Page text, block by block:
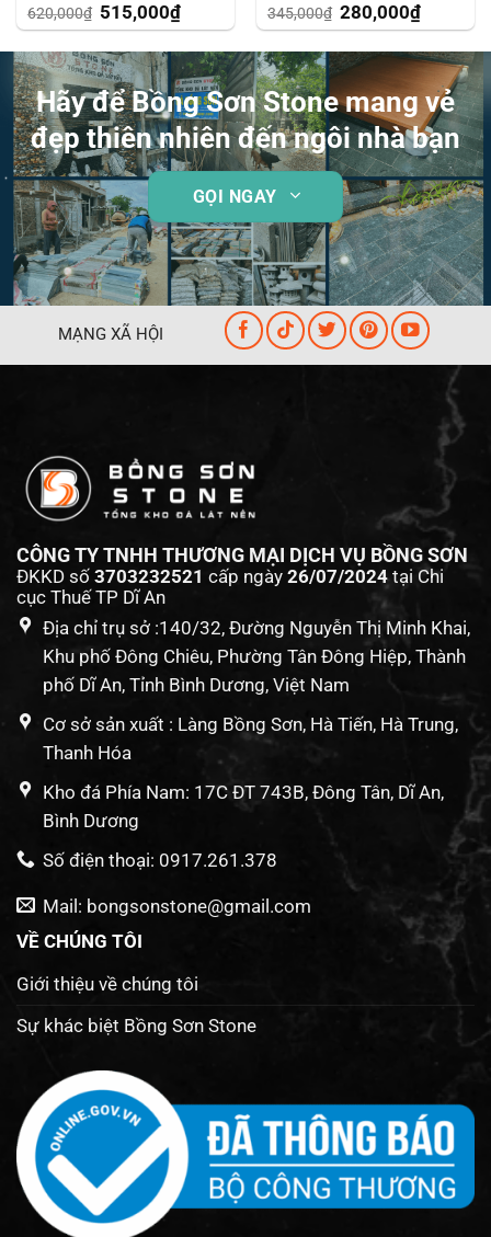
620,000₫ Giá
620,000₫.
515,000₫Giá
là:
515,000₫.
345,000₫ Giá
345,000₫.
280,000₫Giá
là:
280,000₫.
Hãy để Bồng Sơn Stone mang vẻ
đẹp thiên nhiên đến ngôi nhà bạn
GỌI NGAY
MẠNG XÃ HỘI
CÔNG TY TNHH THƯƠNG MẠI DỊCH VỤ BỒNG SƠN
ĐKKD số 3703232521 cấp ngày 26/07/2024tại Chi
cục Thuế TP Dĩ An
Địa chỉ trụ sở :140/32, Đường Nguyễn Thị Minh Khai,
Khu phố Đông Chiêu, Phường Tân Đông Hiệp, Thành
phố Dĩ An, Tỉnh Bình Dương, Việt Nam
Cơ sở sản xuất : Làng Bồng Sơn, Hà Tiến, Hà Trung,
Thanh Hóa
Kho đá Phía Nam: 17C ĐT 743B, Đông Tân, Dĩ An,
Bình Dương
Số điện thoại: 0917.261.378
Mail: bongsonstone@gmail.com
VỀ CHÚNG TÔI
Giới thiệu về chúng tôi
Sự khác biệt Bồng Sơn Stone